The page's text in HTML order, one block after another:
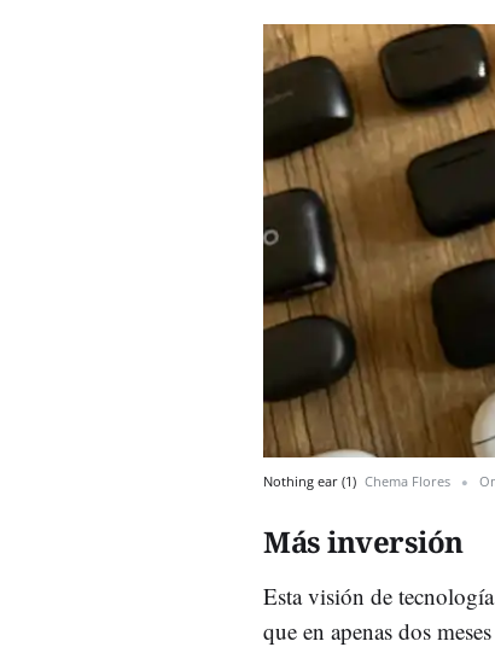
Nothing ear (1) Chema Flores
Más inversión
Esta visión de
que en apenas dos meses